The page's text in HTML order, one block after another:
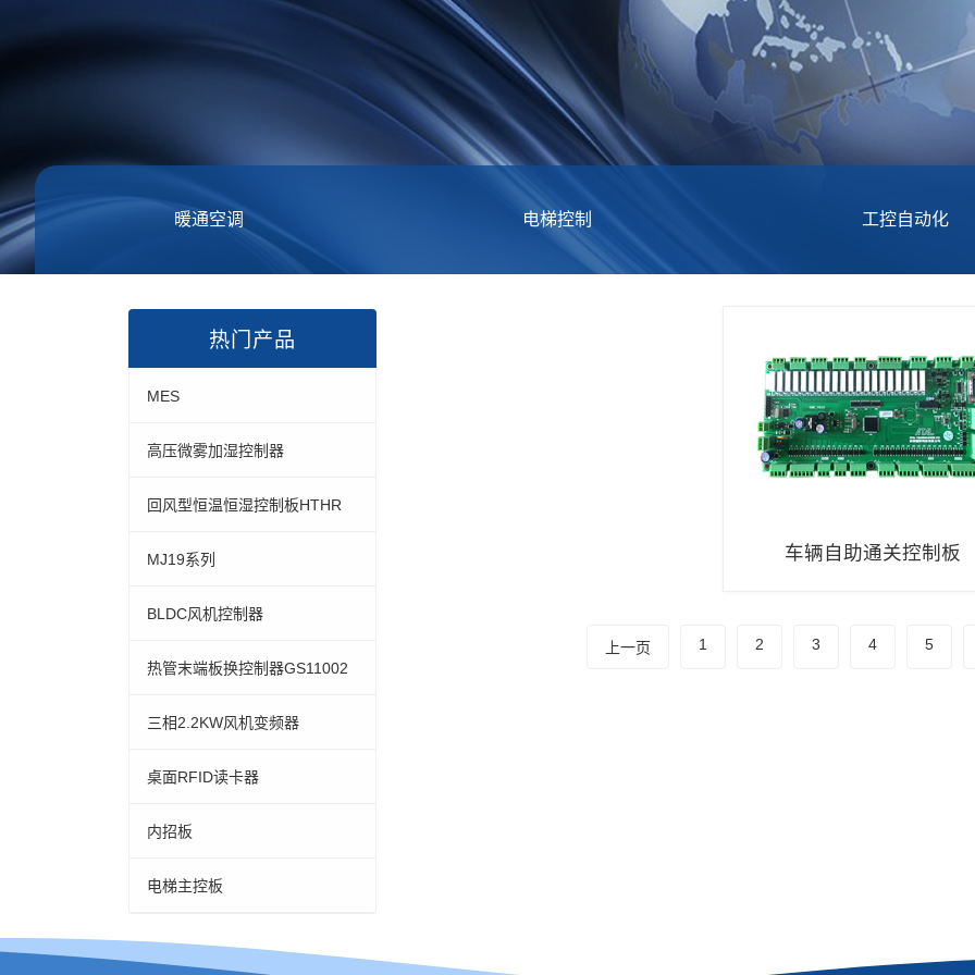
暖通空调 电梯控制 工控自动化
热门产品
MES
高压微雾加湿控制器
回风型恒温恒湿控制板HTHR
MJ19系列
BLDC风机控制器
热管末端板换控制器GS11002
三相2.2KW风机变频器
桌面RFID读卡器
内招板
电梯主控板
车辆自助通关控制板
上一页 1 2 3 4 5